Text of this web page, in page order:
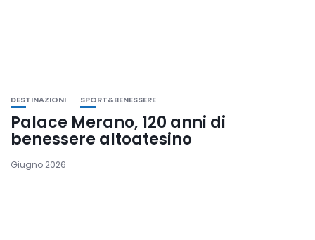
DESTINAZIONI SPORT&BENESSERE
Palace Merano, 120 anni di
benessere altoatesino
Giugno 2026